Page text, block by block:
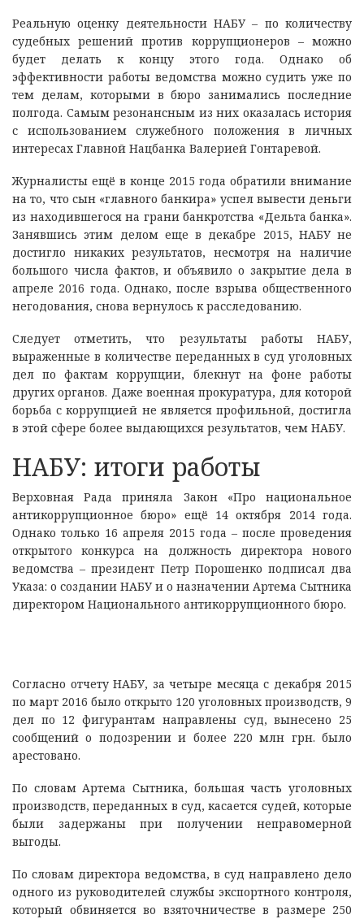
Реальную оценку деятельности НАБУ – по количеству
судебных решений против коррупционеров – можно
будет делать к концу этого года. Однако об
эффективности работы ведомства можно судить уже по
тем делам, которыми в бюро занимались последние
полгода. Самым резонансным из них оказалась история
с использованием служебного положения в личных
интересах Главной Нацбанка Валерией Гонтаревой.
Журналисты ещё в конце 2015 года обратили внимание
на то, что сын «главного банкира» успел вывести деньги
из находившегося на грани банкротства «Дельта банка».
Занявшись этим делом еще в декабре 2015, НАБУ не
достигло никаких результатов, несмотря на наличие
большого числа фактов, и объявило о закрытие дела в
апреле 2016 года. Однако, после взрыва общественного
негодования, снова вернулось к расследованию.
Следует отметить, что результаты работы НАБУ,
выраженные в количестве переданных в суд уголовных
дел по фактам коррупции, блекнут на фоне работы
других органов. Даже военная прокуратура, для которой
борьба с коррупцией не является профильной, достигла
в этой сфере более выдающихся результатов, чем НАБУ.
НАБУ: итоги работы
Верховная Рада приняла Закон «Про национальное
антикоррупционное бюро» ещё 14 октября 2014 года.
Однако только 16 апреля 2015 года – после проведения
открытого конкурса на должность директора нового
ведомства – президент Петр Порошенко подписал два
Указа: о создании НАБУ и о назначении Артема Сытника
директором Национального антикоррупционного бюро.
Согласно отчету НАБУ, за четыре месяца с декабря 2015
по март 2016 было открыто 120 уголовных производств, 9
дел по 12 фигурантам направлены суд, вынесено 25
сообщений о подозрении и более 220 млн грн. было
арестовано.
По словам Артема Сытника, большая часть уголовных
производств, переданных в суд, касается судей, которые
были задержаны при получении неправомерной
выгоды.
По словам директора ведомства, в суд направлено дело
одного из руководителей службы экспортного контроля,
который обвиняется во взяточничестве в размере 250